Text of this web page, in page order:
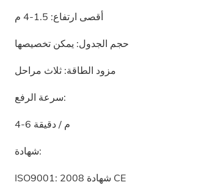
أقصى ارتفاع: 1.5-4 م
حجم الجدول: يمكن تخصيصها
مزود الطاقة: ثلاث مراحل
سرعة الرفع:
4-6 م / دقيقة
شهادة:
ISO9001: 2008 شهادة CE